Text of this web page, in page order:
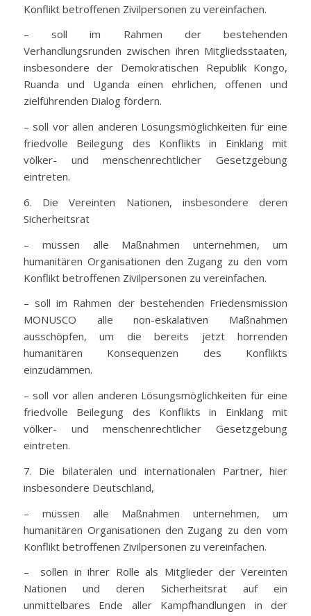
Konflikt betroffenen Zivilpersonen zu vereinfachen.
– soll im Rahmen der bestehenden
Verhandlungsrunden zwischen ihren Mitgliedsstaaten,
insbesondere der Demokratischen Republik Kongo,
Ruanda und Uganda einen ehrlichen, offenen und
zielführenden Dialog fördern.
– soll vor allen anderen Lösungsmöglichkeiten für eine
friedvolle Beilegung des Konflikts in Einklang mit
völker- und menschenrechtlicher Gesetzgebung
eintreten.
6. Die Vereinten Nationen, insbesondere deren
Sicherheitsrat
– müssen alle Maßnahmen unternehmen, um
humanitären Organisationen den Zugang zu den vom
Konflikt betroffenen Zivilpersonen zu vereinfachen.
– soll im Rahmen der bestehenden Friedensmission
MONUSCO alle non-eskalativen Maßnahmen
ausschöpfen, um die bereits jetzt horrenden
humanitären Konsequenzen des Konflikts
einzudämmen.
– soll vor allen anderen Lösungsmöglichkeiten für eine
friedvolle Beilegung des Konflikts in Einklang mit
völker- und menschenrechtlicher Gesetzgebung
eintreten.
7. Die bilateralen und internationalen Partner, hier
insbesondere Deutschland,
– müssen alle Maßnahmen unternehmen, um
humanitären Organisationen den Zugang zu den vom
Konflikt betroffenen Zivilpersonen zu vereinfachen.
– sollen in ihrer Rolle als Mitglieder der Vereinten
Nationen und deren Sicherheitsrat auf ein
unmittelbares Ende aller Kampfhandlungen in der